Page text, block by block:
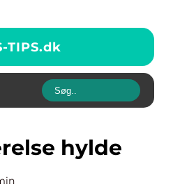
TIPS.dk
hylde